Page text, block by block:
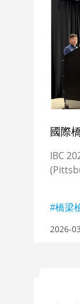
國際
IBC
橋梁
2026-